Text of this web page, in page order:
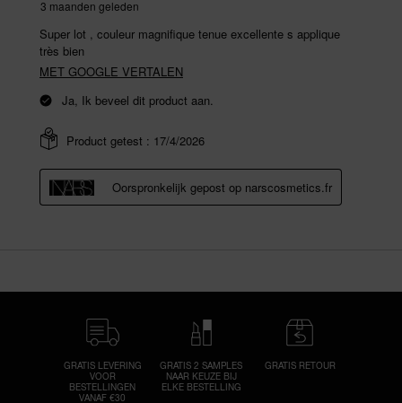
GRATIS LEVERING
VOOR
BESTELLINGEN
VANAF €30
GRATIS 2 SAMPLES
NAAR KEUZE BIJ
ELKE BESTELLING
GRATIS RETOUR